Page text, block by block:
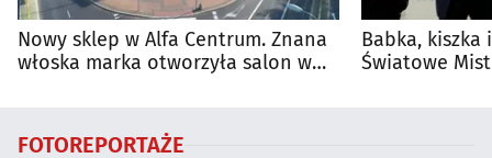
Nowy sklep w Alfa Centrum. Znana
włoska marka otworzyła salon w
Babka, kiszka
Światowe
FOTOREPORTAŻE